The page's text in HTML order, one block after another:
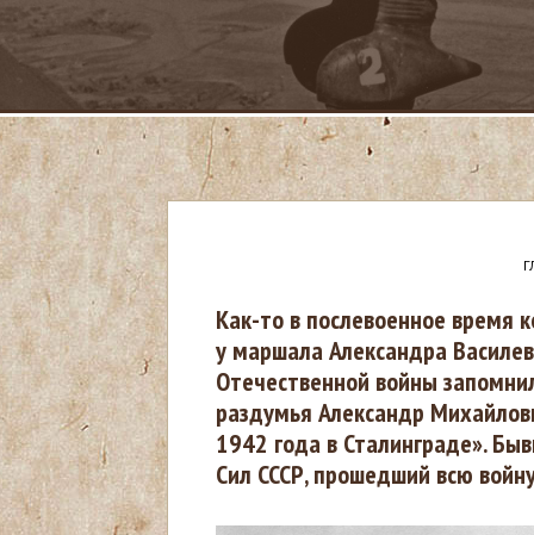
В
ы
з
д
Как-то в послевоенное время
у маршала Александра
Отечественной войны
раздумья Александр
1942 года в Сталинграде».
Сил СССР, прошедший всю